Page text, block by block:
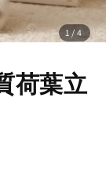
1 /4
荷葉立